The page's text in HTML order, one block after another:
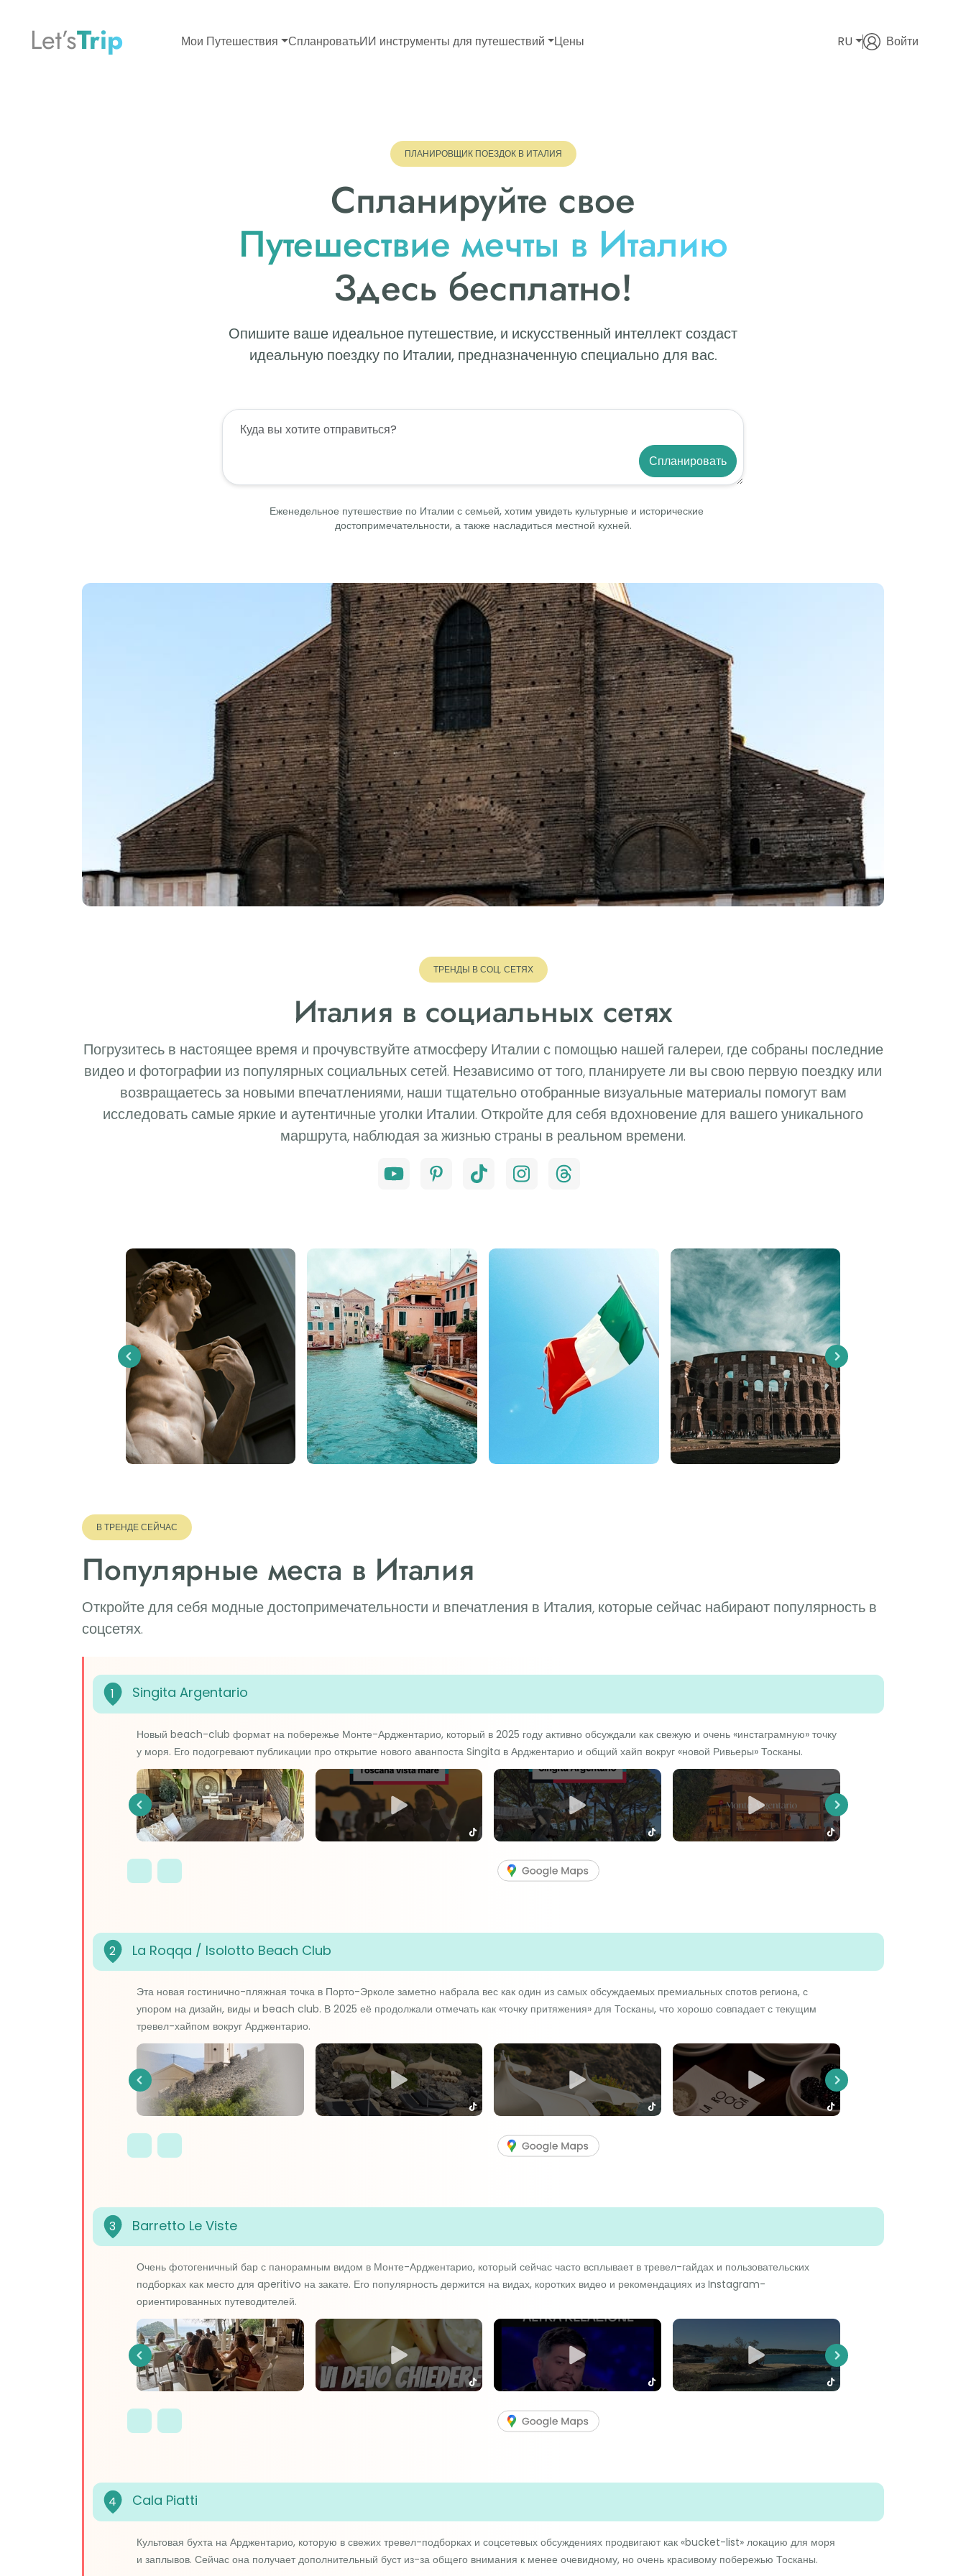
Let’sTrip Мои Путешествия СпланроватьИИ инструменты для путешествий Цены RU Войти
ПЛАНИРОВЩИК ПОЕЗДОК В ИТАЛИЯ
Спланируйте свое
Путешествие мечты в Италию
Здесь бесплатно!
Опишите ваше идеальное путешествие, и искусственный интеллект создаст
идеальную поездку по Италии, предназначенную специально для вас.
Спланировать
Еженедельное путешествие по Италии с семьей, хотим увидеть культурные и исторические
достопримечательности, а также насладиться местной кухней.
ТРЕНДЫ В СОЦ. СЕТЯХ
Италия в социальных сетях
Погрузитесь в настоящее время и прочувствуйте атмосферу Италии с помощью нашей галереи, где собраны последние
видео и фотографии из популярных социальных сетей. Независимо от того, планируете ли вы свою первую поездку или
возвращаетесь за новыми впечатлениями, наши тщательно отобранные визуальные материалы помогут вам
исследовать самые яркие и аутентичные уголки Италии. Откройте для себя вдохновение для вашего уникального
маршрута, наблюдая за жизнью страны в реальном времени.
Previous Next
В ТРЕНДЕ СЕЙЧАС
Популярные места в Италия
Откройте для себя модные достопримечательности и впечатления в Италия, которые сейчас набирают популярность в
соцсетях.
1 Singita Argentario
Новый beach-club формат на побережье Монте-Арджентарио, который в 2025 году активно обсуждали как свежую и очень «инстаграмную» точку
у моря. Его подогревают публикации про открытие нового аванпоста Singita в Арджентарио и общий хайп вокруг «новой Ривьеры» Тосканы.
Previous Next
2 La Roqqa / Isolotto Beach Club
Эта новая гостинично-пляжная точка в Порто-Эрколе заметно набрала вес как один из самых обсуждаемых премиальных спотов региона, с
упором на дизайн, виды и beach club. В 2025 её продолжали отмечать как «точку притяжения» для Тосканы, что хорошо совпадает с текущим
тревел-хайпом вокруг Арджентарио.
Previous Next
3 Barretto Le Viste
Очень фотогеничный бар с панорамным видом в Монте-Арджентарио, который сейчас часто всплывает в тревел-гайдах и пользовательских
подборках как место для aperitivo на закате. Его популярность держится на видах, коротких видео и рекомендациях из Instagram-
ориентированных путеводителей.
Previous Next
4 Cala Piatti
Культовая бухта на Арджентарио, которую в свежих тревел-подборках и соцсетевых обсуждениях продвигают как «bucket-list» локацию для моря
и заплывов. Сейчас она получает дополнительный буст из-за общего внимания к менее очевидному, но очень красивому побережью Тосканы.